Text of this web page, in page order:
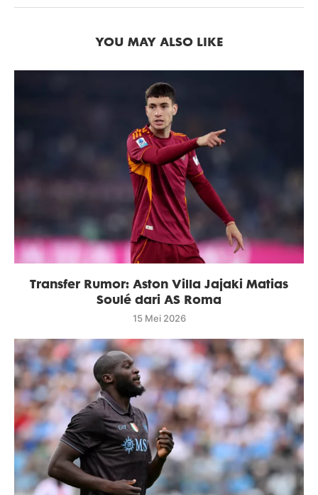
YOU MAY ALSO LIKE
Transfer Rumor: Aston Villa Jajaki Matias
Soulé dari AS Roma
15 Mei 2026